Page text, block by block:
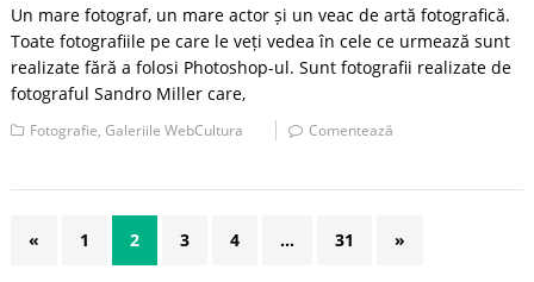
Un mare fotograf, un mare actor și un veac de artă fotografică.
Toate fotografiile pe care le veți vedea în cele ce urmează sunt
realizate fără a folosi Photoshop-ul. Sunt fotografii realizate de
fotograful Sandro Miller care,
Fotografie,Galeriile WebCultura Comentează
« 1 2 3 4 … 31 »